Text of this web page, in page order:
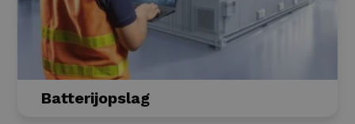
Batterijopslag